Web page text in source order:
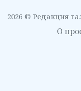
2026 © Редакция
О